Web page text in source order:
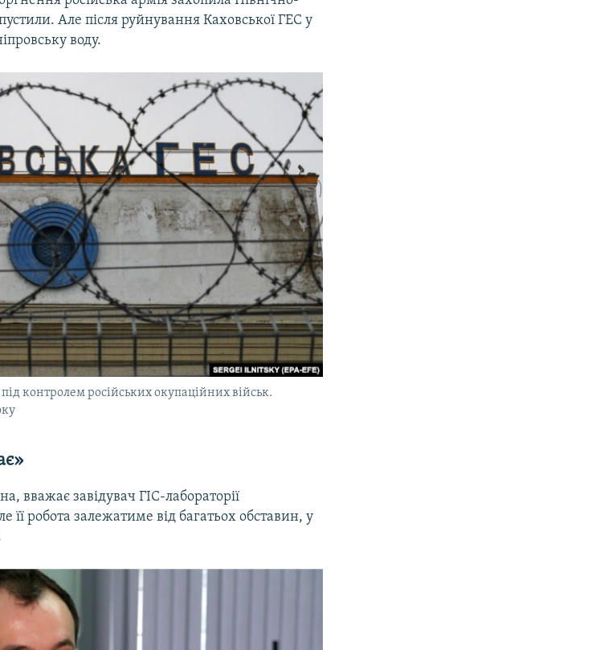
Але після руйнування Каховської ГЕС у
воду.
контролем російських окупаційних військ.
вважає завідувач ГІС-лабораторії
її робота залежатиме від багатьох обставин, у